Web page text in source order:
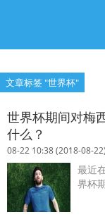
文章标签 "世界杯"
世界杯期间对梅
什么？
08-22 10:38 (2018-08-22)
最近
界杯